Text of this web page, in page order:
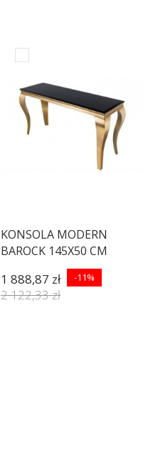
KONSOLA MODERN
BAROCK 145X50 CM
1 888,87 zł -11%
2 122,33 zł